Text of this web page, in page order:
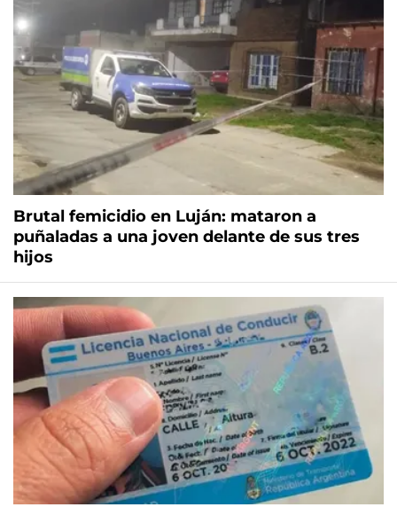
Brutal femicidio en Luján: mataron a
puñaladas a una joven delante de sus tres
hijos